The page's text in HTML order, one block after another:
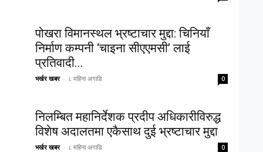
पोखरा विमानस्थल भ्रष्टाचार मुद्दा: चिनियाँ
निर्माण कम्पनी ‘चाइना सीएएमसी’ लाई
प्रतिवादी...
भर्खर खबर - ८ महिना अगाडि 0
निलम्बित महानिर्देशक प्रदीप अधिकारीविरुद्ध
विशेष अदालतमा एकैसाथ दुई भ्रष्टाचार मुद्दा
भर्खर खबर - ८ महिना अगाडि 0